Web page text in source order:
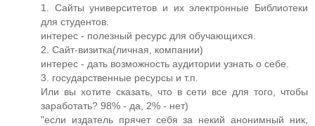
1. Сайты университетов и их электронные Библиотеки
для студентов.
интерес - полезный ресурс для обучающихся.
2. Сайт-визитка(личная, компании)
интерес - дать возможность аудитории узнать о себе.
3. государственные ресурсы и т.п.
Или вы хотите сказать, что в сети все для того, чтобы
заработать? 98% - да, 2% - нет)
"если издатель прячет себя за некий анонимный ник,